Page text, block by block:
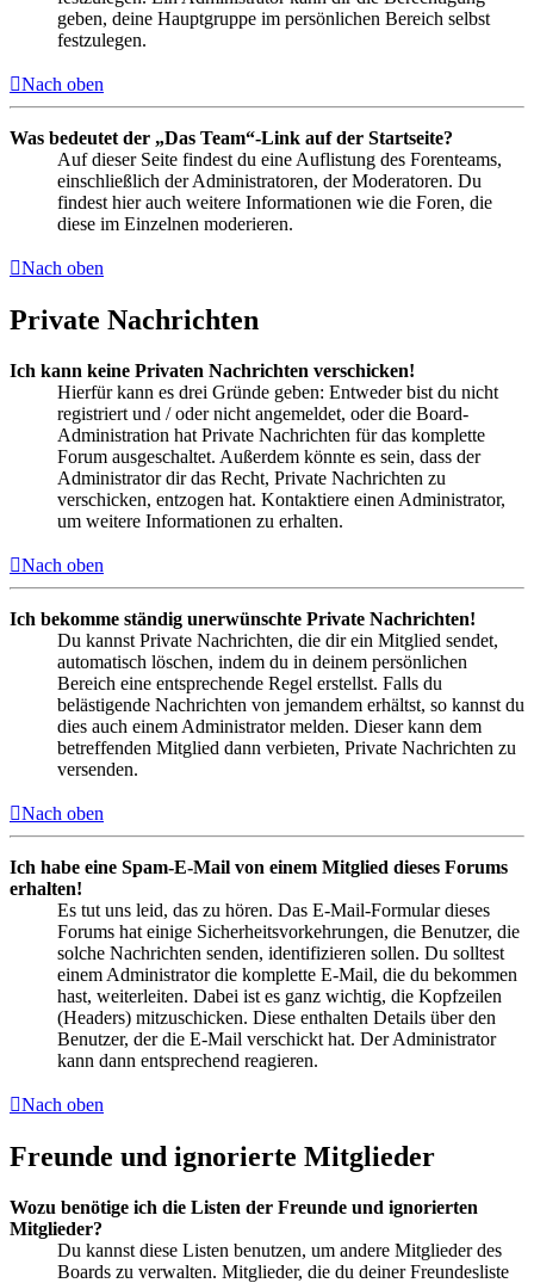
geben, deine Hauptgruppe im persönlichen Bereich selbst
festzulegen.
Nach oben
Was bedeutet der „Das Team“-Link auf der Startseite?
Auf dieser Seite findest du eine Auflistung des Forenteams,
einschließlich der Administratoren, der Moderatoren. Du
findest hier auch weitere Informationen wie die Foren, die
diese im Einzelnen moderieren.
Nach oben
Private Nachrichten
Ich kann keine Privaten Nachrichten verschicken!
Hierfür kann es drei Gründe geben: Entweder bist du nicht
registriert und / oder nicht angemeldet, oder die Board-
Administration hat Private Nachrichten für das komplette
Forum ausgeschaltet. Außerdem könnte es sein, dass der
Administrator dir das Recht, Private Nachrichten zu
verschicken, entzogen hat. Kontaktiere einen Administrator,
um weitere Informationen zu erhalten.
Nach oben
Ich bekomme ständig unerwünschte Private Nachrichten!
Du kannst Private Nachrichten, die dir ein Mitglied sendet,
automatisch löschen, indem du in deinem persönlichen
Bereich eine entsprechende Regel erstellst. Falls du
belästigende Nachrichten von jemandem erhältst, so kannst du
dies auch einem Administrator melden. Dieser kann dem
betreffenden Mitglied dann verbieten, Private Nachrichten zu
versenden.
Nach oben
Ich habe eine Spam-E-Mail von einem Mitglied dieses Forums
erhalten!
Es tut uns leid, das zu hören. Das E-Mail-Formular dieses
Forums hat einige Sicherheitsvorkehrungen, die Benutzer, die
solche Nachrichten senden, identifizieren sollen. Du solltest
einem Administrator die komplette E-Mail, die du bekommen
hast, weiterleiten. Dabei ist es ganz wichtig, die Kopfzeilen
(Headers) mitzuschicken. Diese enthalten Details über den
Benutzer, der die E-Mail verschickt hat. Der Administrator
kann dann entsprechend reagieren.
Nach oben
Freunde und ignorierte Mitglieder
Wozu benötige ich die Listen der Freunde und ignorierten
Mitglieder?
Du kannst diese Listen benutzen, um andere Mitglieder des
Boards zu verwalten. Mitglieder, die du deiner Freundesliste